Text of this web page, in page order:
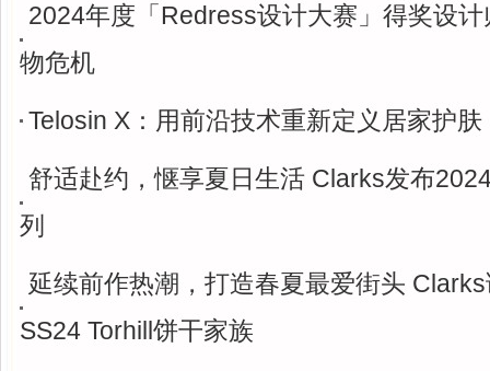
2024年度「Redress设计大赛」得奖设
物危机
Telosin X：用前沿技术重新定义居家护肤
舒适赴约，惬享夏日生活 Clarks发布
列
延续前作热潮，打造春夏最爱街头
SS24 Torhill饼干家族